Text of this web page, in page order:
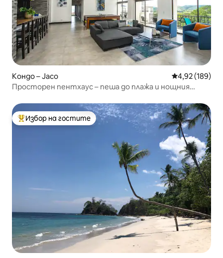
Кондо – Jaco Средна
4,92 (189)
Просторен пентхаус – пеша до плажа и нощния
Най-популярен избор на гостите
Избор на гостите